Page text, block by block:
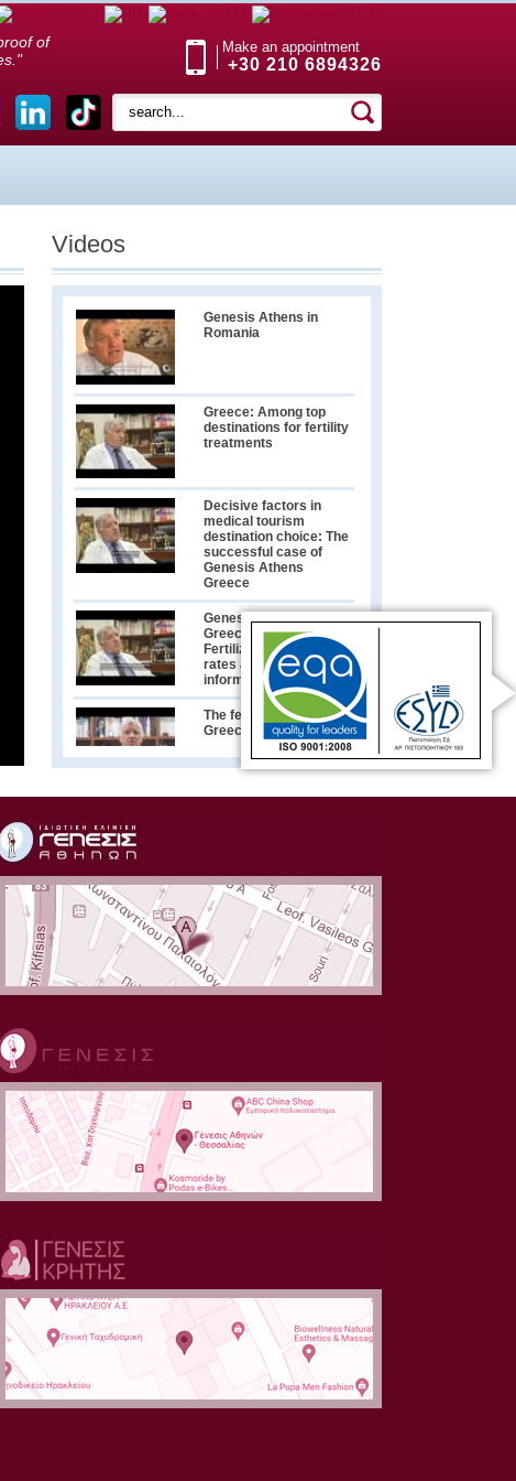
of
Make an appointment
+30 210 6894326
Videos
Genesis Athens in
Romania
Greece: Among top
destinations for fertility
treatments
Decisive factors in
medical tourism
destination choice: The
successful case of
Genesis Athens
Greece
Genesis Athens
Greece & In Vitro
Fertilization- Success
rates and other useful
information
The fertility market in
Greece
Συνέντευξη με τον
Γυναικολόγο-
Μαιευτήρα Δρ.
Κωνσταντίνο Πάντο
ΕΛΛΗΝΙΚΗ ΕΤΑΙΡΕΙΑ
ΑΝΑΠΑΡΑΓΩΓΙΚΗΣ
ΙΑΤΡΙΚΗΣ @ΑΝΤ1
ΜΕΤΑ ΑΠΟ 20
ΕΡΧΟΝTAI ΣΤΗΝ
ΕΛΛΑΔΑ ΓΙΑ
ΕΞΩΣΩΜΑΤΙΚΗ
@ΑΝΤ1
ΥΓΙΗ ΠΑΙΔΙΑ ΧΑΡΗ ΣΤΗ
ΠΡΟΟΔΟ ΤΗΣ